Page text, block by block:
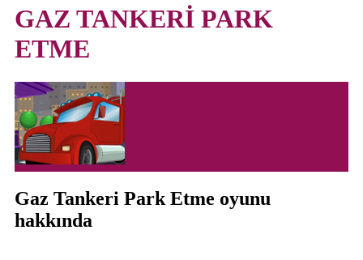
GAZ TANKERİ PARK
ETME
Gaz Tankeri Park Etme oyunu
hakkında